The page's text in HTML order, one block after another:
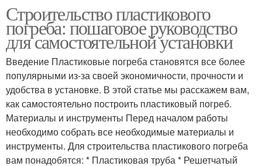
Строительство пластикового
погреба: пошаговое руководство
для самостоятельной установки
Введение Пластиковые погреба становятся все более
популярными из-за своей экономичности, прочности и
удобства в установке. В этой статье мы расскажем вам,
как самостоятельно построить пластиковый погреб.
Материалы и инструменты Перед началом работы
необходимо собрать все необходимые материалы и
инструменты. Для строительства пластикового погреба
вам понадобятся: * Пластиковая труба * Решетчатый